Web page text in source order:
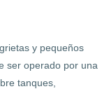
y pequeños
ser operado por una
tanques,